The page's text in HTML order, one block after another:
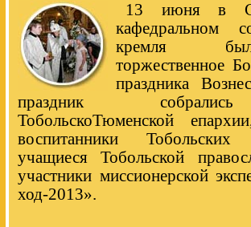
13 июня в
кафедральном
кремля
торжественное
праздника
праздник
ТобольскоТюменской
воспитанники
учащиеся Тобольской
участники миссионерской
ход-2013».